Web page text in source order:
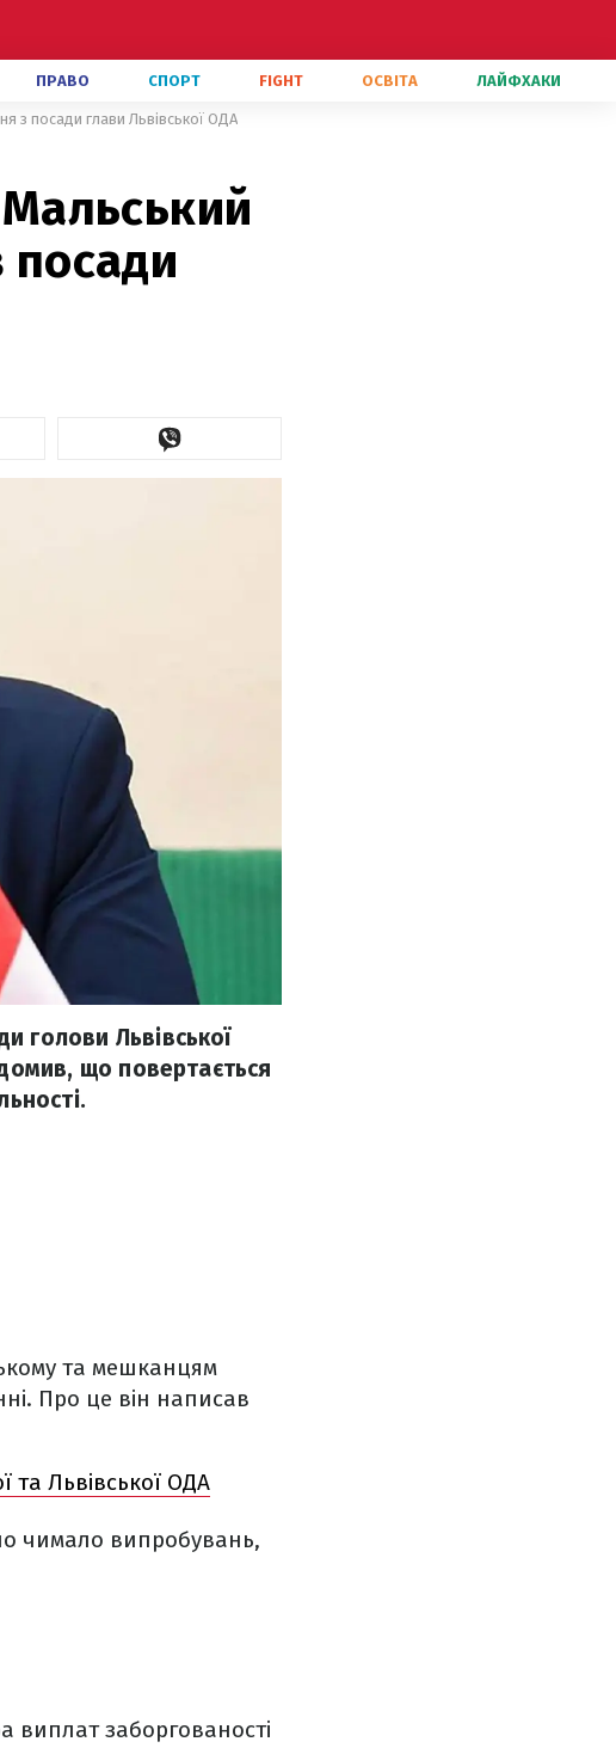
ПРАВО СПОРТ FIGHT ОСВІТА ЛАЙФХАКИ
з посади глави Львівської ОДА
посади
голови Львівської
що повертається
та мешканцям
Про це він написав
та Львівської ОДА
чимало випробувань,
виплат заборгованості